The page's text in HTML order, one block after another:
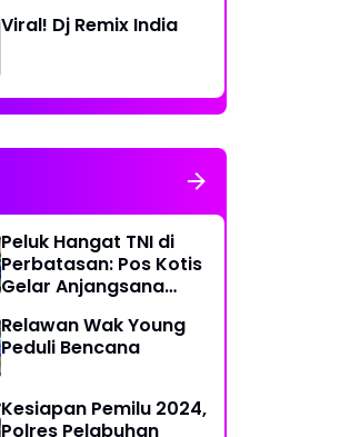
Viral! Dj Remix India
Peluk Hangat TNI di
Perbatasan: Pos Kotis
Gelar Anjangsana
Relawan Wak Young
Peduli Bencana
Kesiapan Pemilu 2024,
Polres Pelabuhan